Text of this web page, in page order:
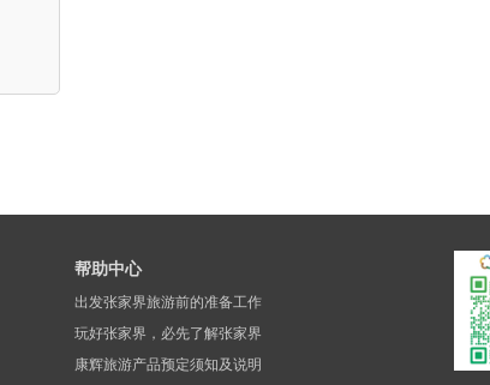
帮助中心
出发张家界旅游前的准备工作
玩好张家界，必先了解张家界
康辉旅游产品预定须知及说明